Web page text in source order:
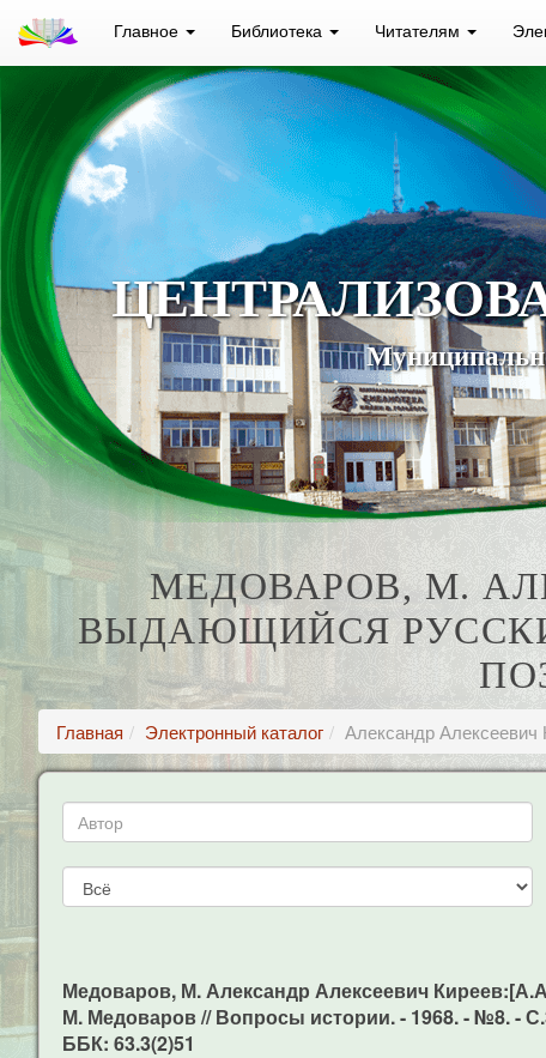
Главное Библиотека Читателям
МЕДОВАРОВ, М.
ВЫДАЮЩИЙСЯ
Главная Электронный каталог Александр
Медоваров, М. Александр Алексеевич
М. Медоваров // Вопросы истории. - 1968. - №8. -
ББК: 63.3(2)51